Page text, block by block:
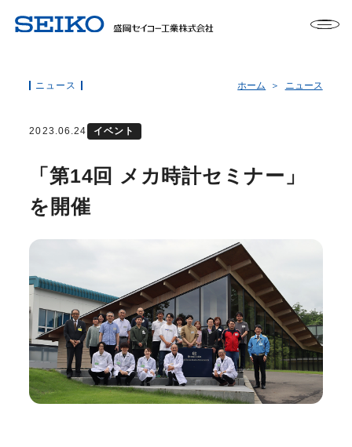
ニュース ホーム ニュース
2023.06.24 イベント
「第14回 メカ時計セミナー」
を開催